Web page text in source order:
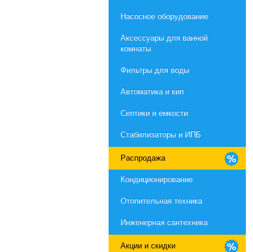
Насосное оборудование
Aксессуары для ванной
комнаты
Фильтры для воды
Автоматика и кип
Септики и емкости
Стабилизаторы и ИПБ
Распродажа
Кондиционирование
Отопительная техника
Инженерная сантехника
Акции и скидки